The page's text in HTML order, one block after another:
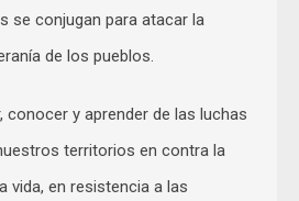
se conjugan para atacar la
de los pueblos.
conocer y aprender de las luchas
territorios en contra la
vida, en resistencia a las